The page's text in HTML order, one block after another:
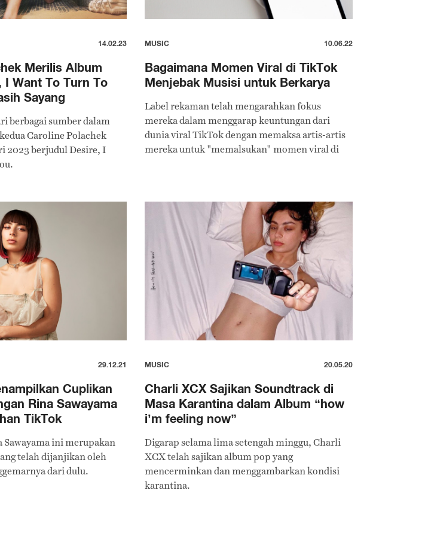
14.02.23
Merilis Album
I Want To Turn To
Sayang
berbagai sumber dalam
Caroline Polachek
2023 berjudul Desire, I
MUSIC 10.06.22
Bagaimana Momen Viral di TikTok
Menjebak Musisi untuk Berkarya
Label rekaman telah mengarahkan fokus
mereka dalam menggarap keuntungan dari
dunia viral TikTok dengan memaksa artis-artis
mereka untuk "memalsukan" momen viral di
29.12.21
Cuplikan
Rina Sawayama
TikTok
Sawayama ini merupakan
telah dijanjikan oleh
dari dulu.
MUSIC 20.05.20
Charli XCX Sajikan Soundtrack di
Masa Karantina dalam Album “how
i’m feeling now”
Digarap selama lima setengah minggu, Charli
XCX telah sajikan album pop yang
mencerminkan dan menggambarkan kondisi
karantina.